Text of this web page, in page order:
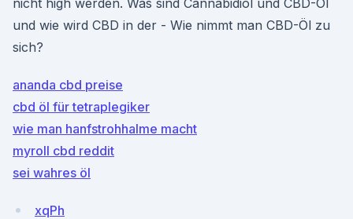
nicht high werden. Was sind Cannabidiol und CBD-Öl
und wie wird CBD in der - Wie nimmt man CBD-Öl zu
sich?
ananda cbd preise
cbd öl für tetraplegiker
wie man hanfstrohhalme macht
myroll cbd reddit
sei wahres öl
xqPh